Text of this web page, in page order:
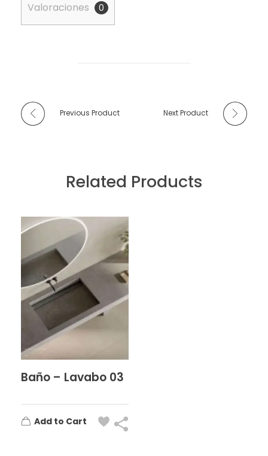
Valoraciones 0
Previous Product Next Product
Related Products
Baño – Lavabo 03
Add to Cart